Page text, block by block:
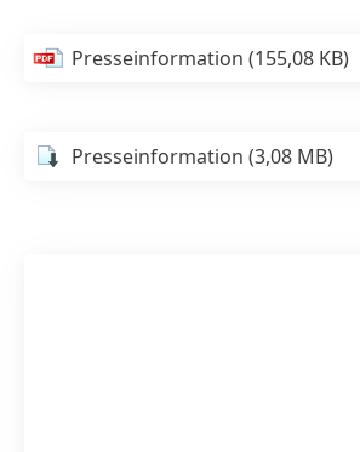
Presseinformation(155,08 KB)
Presseinformation(3,08 MB)